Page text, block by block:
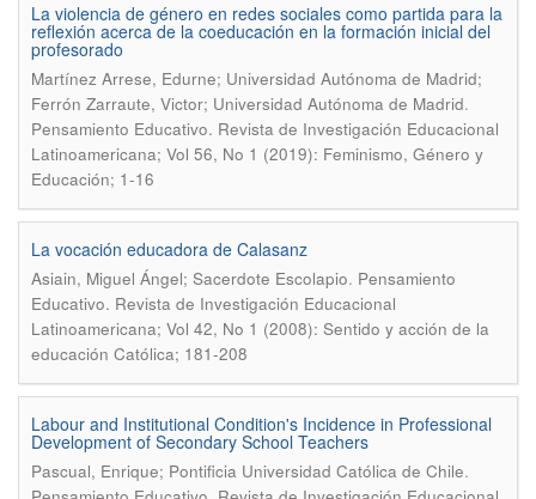
La violencia de género en redes sociales como partida para la
reflexión acerca de la coeducación en la formación inicial del
profesorado
Martínez Arrese, Edurne; Universidad Autónoma de Madrid;
Ferrón Zarraute, Victor; Universidad Autónoma de Madrid.
Pensamiento Educativo. Revista de Investigación Educacional
Latinoamericana; Vol 56, No 1 (2019): Feminismo, Género y
Educación; 1-16
La vocación educadora de Calasanz
Asiain, Miguel Ángel; Sacerdote Escolapio. Pensamiento
Educativo. Revista de Investigación Educacional
Latinoamericana; Vol 42, No 1 (2008): Sentido y acción de la
educación Católica; 181-208
Labour and Institutional Condition's Incidence in Professional
Development of Secondary School Teachers
Pascual, Enrique; Pontificia Universidad Católica de Chile.